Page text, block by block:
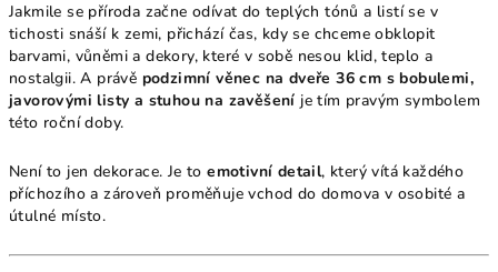
Jakmile se příroda začne odívat do teplých tónů a listí se v
tichosti snáší k zemi, přichází čas, kdy se chceme obklopit
barvami, vůněmi a dekory, které v sobě nesou klid, teplo a
nostalgii. A právě podzimní věnec na dveře 36 cm s bobulemi,
javorovými listy a stuhou na zavěšení je tím pravým symbolem
této roční doby.
Není to jen dekorace. Je toemotivní detail, který vítá každého
příchozího a zároveň proměňuje vchod do domova v osobité a
útulné místo.